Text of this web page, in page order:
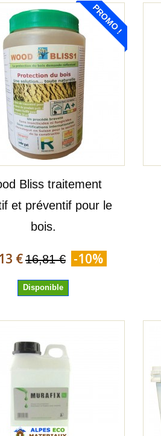
PROMO !
Bliss traitement
et préventif pour le
bois.
€16,81 € -10%
Disponible